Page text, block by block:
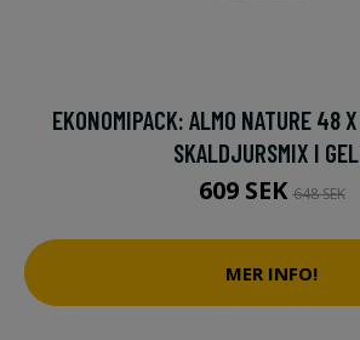
EKONOMIPACK: ALMO NATURE 48
SKALDJURSMIX I
609 SEK648 SEK
MER INFO!